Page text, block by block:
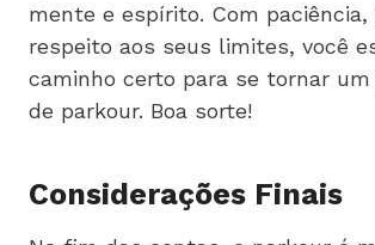
mente e espírito. Com
respeito aos seus limites, você
caminho certo para se tornar
de parkour. Boa sorte!
Considerações Finais